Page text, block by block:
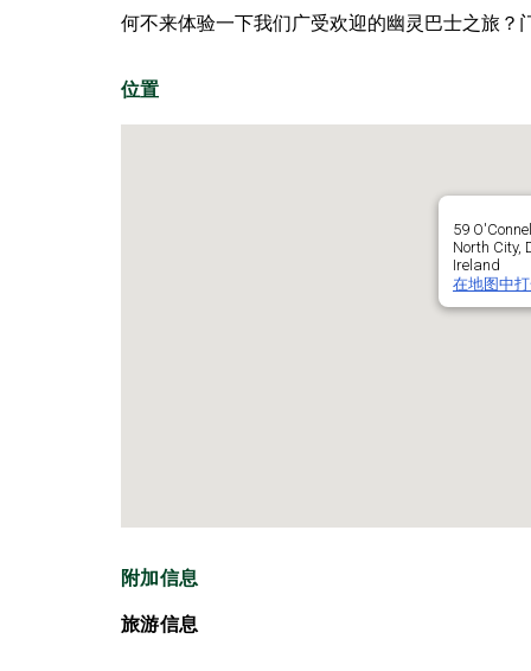
何不来体验一下我们广受欢迎的幽灵巴士之旅？
位置
59
North City,
Ireland
在地图中
附加信息
旅游信息